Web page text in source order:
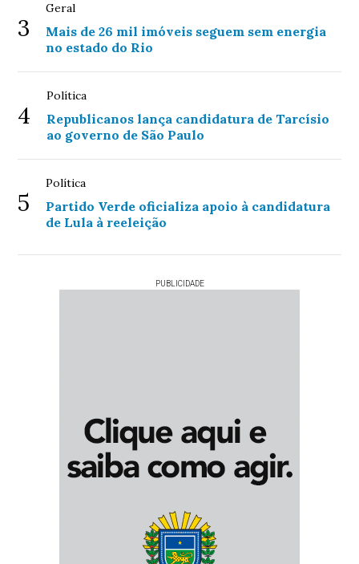
3
Geral
Mais de 26 mil imóveis seguem sem energia
no estado do Rio
4
Política
Republicanos lança candidatura de Tarcísio
ao governo de São Paulo
5
Política
Partido Verde oficializa apoio à candidatura
de Lula à reeleição
PUBLICIDADE